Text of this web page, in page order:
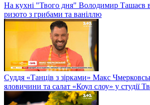
На кухні "Твого дня" Володимир Ташаєв
ризото з грибами та ваніллю
Суддя «Танців з зірками» Макс
яловичини та салат «Коул слоу» у студії